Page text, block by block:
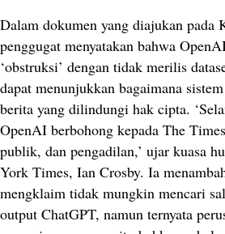
Dalam dokumen yang diajukan pada
penggugat menyatakan bahwa
‘obstruksi’ dengan tidak merilis
dapat menunjukkan bagaimana
berita yang dilindungi hak cipta.
OpenAI berbohong kepada The
publik, dan pengadilan,’ ujar kuasa
York Times, Ian Crosby. Ia
mengklaim tidak mungkin mencari
output ChatGPT, namun ternyata